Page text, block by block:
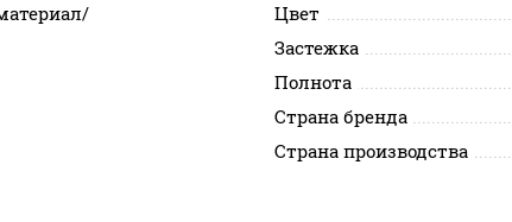
Цвет
Застежка
Полнота
Страна бренда
Страна производства